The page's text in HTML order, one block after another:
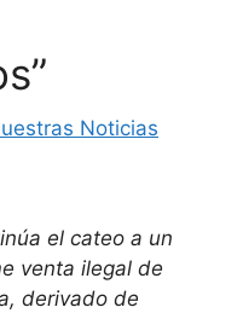
Noticias
el cateo a un
venta ilegal de
derivado de